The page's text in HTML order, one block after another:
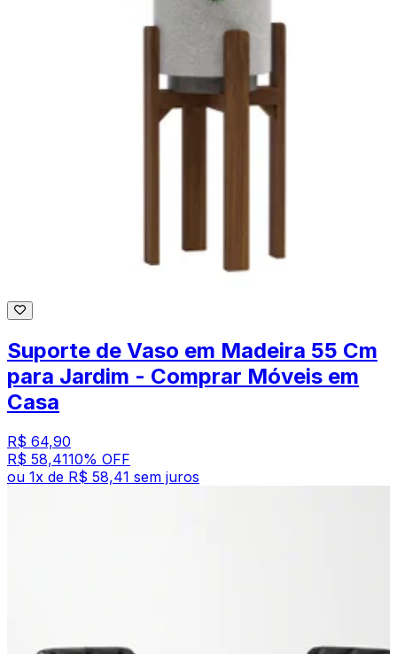
Suporte de Vaso em Madeira 55 Cm
para Jardim - Comprar Móveis em
Casa
R$ 64,90
R$ 58,4110% OFF
ou 1x de R$ 58,41 sem juros